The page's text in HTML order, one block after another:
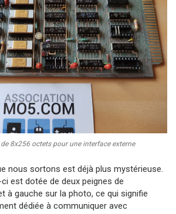
8x256 octets pour une interface externe
nous sortons est déjà plus mystérieuse.
est dotée de deux peignes de
à gauche sur la photo, ce qui signifie
dédiée à communiquer avec